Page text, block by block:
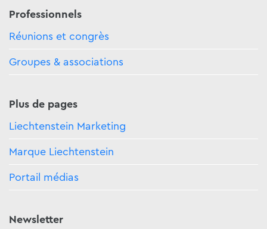
Professionnels
Réunions et congrès
Groupes & associations
Plus de pages
Liechtenstein Marketing
Marque Liechtenstein
Portail médias
Newsletter